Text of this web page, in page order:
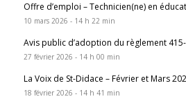
Offre d’emploi – Technicien(ne) en
10 mars 2026 - 14 h 22 min
Avis public d’adoption du règlement
27 février 2026 - 14 h 00 min
La Voix de St-Didace – Février et Mars
18 février 2026 - 14 h 41 min